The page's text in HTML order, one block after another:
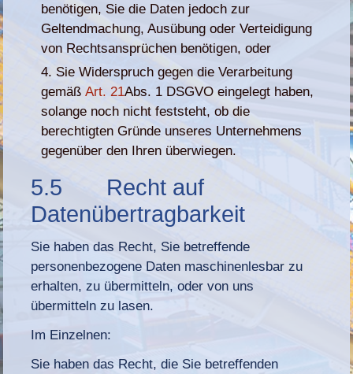
benötigen, Sie die Daten jedoch zur
Geltendmachung, Ausübung oder Verteidigung
von Rechtsansprüchen benötigen, oder
Sie Widerspruch gegen die Verarbeitung
gemäßArt. 21Abs. 1 DSGVO eingelegt haben,
solange noch nicht feststeht, ob die
berechtigten Gründe unseres Unternehmens
gegenüber den Ihren überwiegen.
5.5 Recht auf
Datenübertragbarkeit
Sie haben das Recht, Sie betreffende
personenbezogene Daten maschinenlesbar zu
erhalten, zu übermitteln, oder von uns
übermitteln zu lasen.
Im Einzelnen:
Sie haben das Recht, die Sie betreffenden